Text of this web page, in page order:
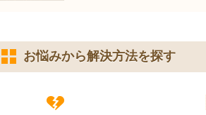
お悩みから解決方法を探す